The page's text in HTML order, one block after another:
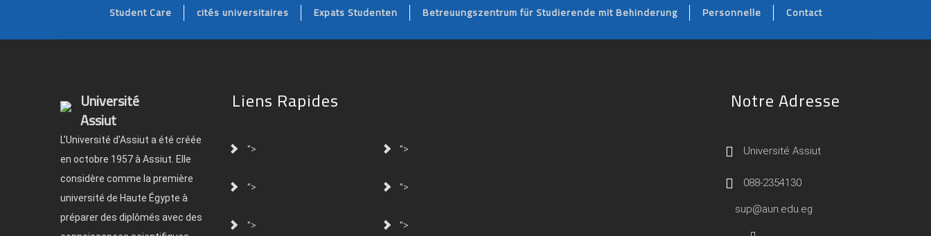
Student Care cités universitaires Expats Studenten Betreuungszentrum für Studierende mit Behinderung Personnelle Contact
Université
Assiut
L'Université d'Assiut a été créée
en octobre 1957 à Assiut. Elle
considère comme la première
université de Haute Égypte à
préparer des diplômés avec des
Liens Rapides
"> ">
"> ">
"> ">
Notre Adresse
Université Assiut
088-2354130
sup@aun.edu.eg